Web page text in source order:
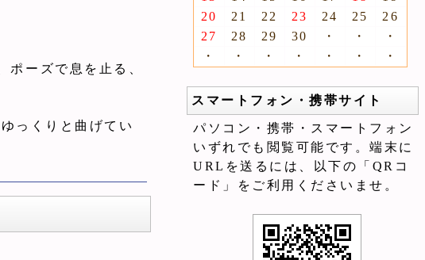
ーズで息を止る、
っくりと曲げてい
20
21 22 23 24 25
26
27
28 29 30 ・ ・
・
・
・ ・ ・ ・ ・ ・
スマートフォン・携帯サイト
パソコン・携帯・スマートフォン
いずれでも閲覧可能です。端末に
URLを送るには、以下の「QRコ
ード」をご利用くださいませ。